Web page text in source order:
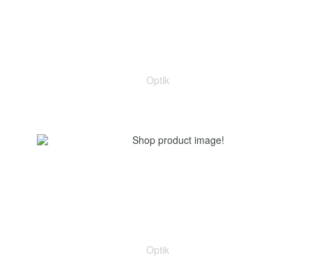
Optik
Optik